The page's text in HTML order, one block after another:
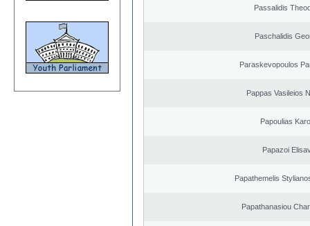
Passalidis
Paschalidis
Paraskevopoulos
Pappas Vasileios
Papoulias
Papazoi
Papathemelis
Papathanasiou